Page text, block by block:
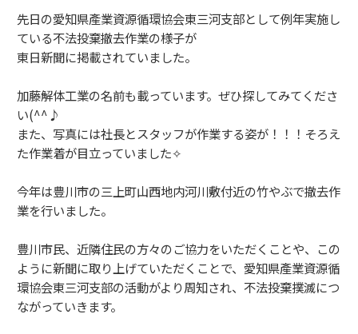
先日の愛知県產業資源循環協会東三河支部として例年実施し
ている不法投棄撤去作業の様子が
東日新聞に掲載されていました。
加藤解体工業の名前も載っています。ぜひ探してみてくださ
い(^^♪
また、写真には社長とスタッフが作業する姿が！！！そろえ
た作業着が目立っていました✧
今年は豊川市の三上町山西地内河川敷付近の竹やぶで撤去作
業を行いました。
豊川市民、近隣住民の方々のご協力をいただくことや、この
ように新聞に取り上げていただくことで、愛知県產業資源循
環協会東三河支部の活動がより周知され、不法投棄撲滅につ
ながっていきます。